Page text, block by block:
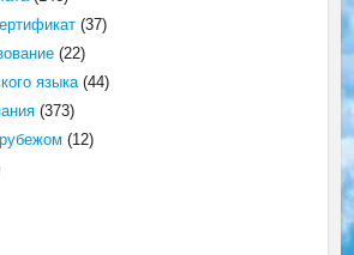
(37)
(22)
языка(44)
(373)
(12)